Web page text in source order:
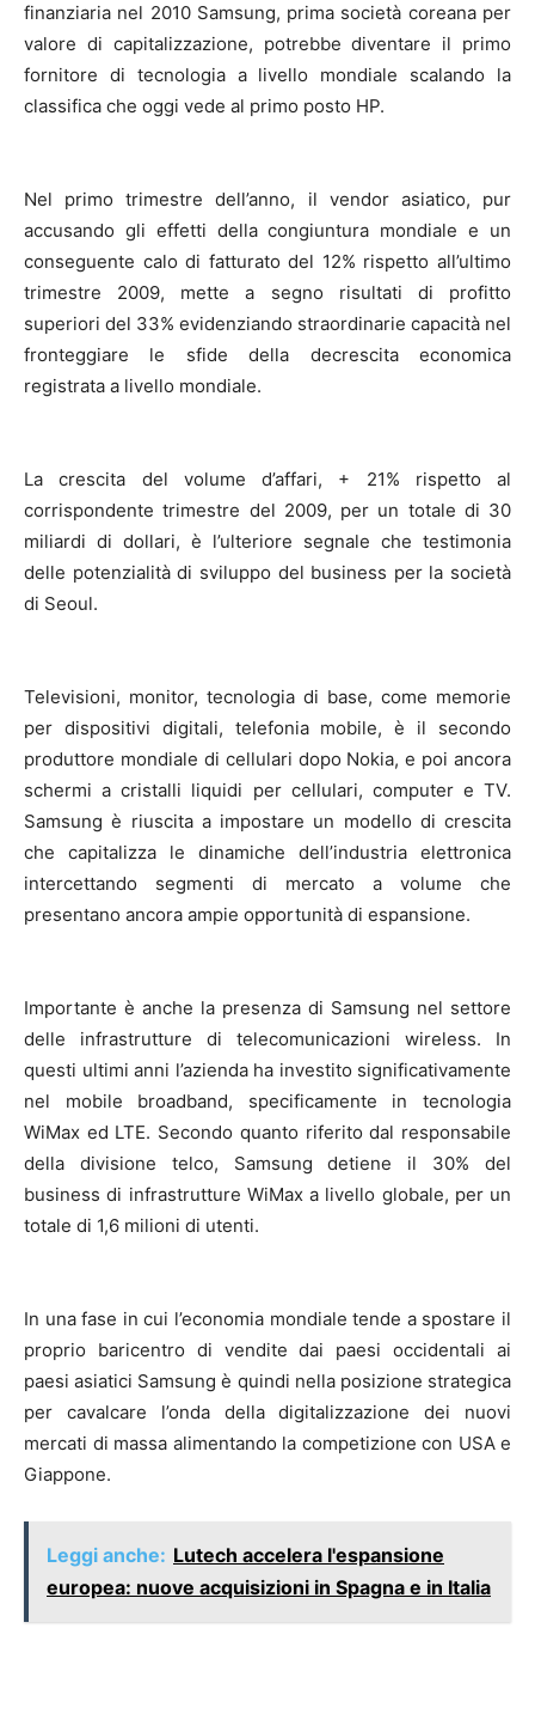
finanziaria nel 2010 Samsung, prima società coreana per
valore di capitalizzazione, potrebbe diventare il primo
fornitore di tecnologia a livello mondiale scalando la
classifica che oggi vede al primo posto HP.
Nel primo trimestre dell’anno, il vendor asiatico, pur
accusando gli effetti della congiuntura mondiale e un
conseguente calo di fatturato del 12% rispetto all’ultimo
trimestre 2009, mette a segno risultati di profitto
superiori del 33% evidenziando straordinarie capacità nel
fronteggiare le sfide della decrescita economica
registrata a livello mondiale.
La crescita del volume d’affari, + 21% rispetto al
corrispondente trimestre del 2009, per un totale di 30
miliardi di dollari, è l’ulteriore segnale che testimonia
delle potenzialità di sviluppo del business per la società
di Seoul.
Televisioni, monitor, tecnologia di base, come memorie
per dispositivi digitali, telefonia mobile, è il secondo
produttore mondiale di cellulari dopo Nokia, e poi ancora
schermi a cristalli liquidi per cellulari, computer e TV.
Samsung è riuscita a impostare un modello di crescita
che capitalizza le dinamiche dell’industria elettronica
intercettando segmenti di mercato a volume che
presentano ancora ampie opportunità di espansione.
Importante è anche la presenza di Samsung nel settore
delle infrastrutture di telecomunicazioni wireless. In
questi ultimi anni l’azienda ha investito significativamente
nel mobile broadband, specificamente in tecnologia
WiMax ed LTE. Secondo quanto riferito dal responsabile
della divisione telco, Samsung detiene il 30% del
business di infrastrutture WiMax a livello globale, per un
totale di 1,6 milioni di utenti.
In una fase in cui l’economia mondiale tende a spostare il
proprio baricentro di vendite dai paesi occidentali ai
paesi asiatici Samsung è quindi nella posizione strategica
per cavalcare l’onda della digitalizzazione dei nuovi
mercati di massa alimentando la competizione con USA e
Giappone.
Leggi anche: Lutech accelera l'espansione
europea: nuove acquisizioni in Spagna e in Italia